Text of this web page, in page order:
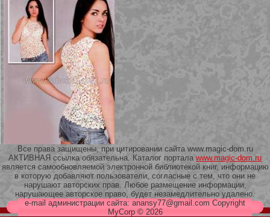
209 Белая кофта из ленточного
кружева
Все права защищены, при цитировании сайта www.magic-dom.ru
АКТИВНАЯ ссылка обязательна. Каталог портала www.magic-dom.ru
является самообновляемой электронной библиотекой книг, информацию
в которую добавляют пользователи, согласные с тем, что они не
нарушают авторских прав. Любое размещение информации,
нарушающее авторское право, будет незамедлительно удалено.
e-mail администрации сайта: anansy77@gmail.com Copyright
MyCorp © 2026